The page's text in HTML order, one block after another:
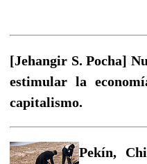
[Jehangir S. Pocha]
estimular la
capitalismo.
Pekín,